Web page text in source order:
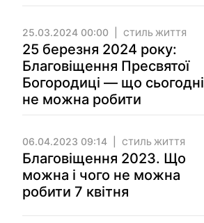
25.03.2024 00:00 СТИЛЬ ЖИТТЯ
25 березня 2024 року:
Благовіщення Пресвятої
Богородиці — що сьогодні
не можна робити
06.04.2023 09:14 СТИЛЬ ЖИТТЯ
Благовіщення 2023. Що
можна і чого не можна
робити 7 квітня